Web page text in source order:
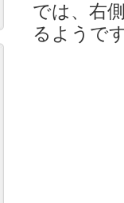
では、右
るようで